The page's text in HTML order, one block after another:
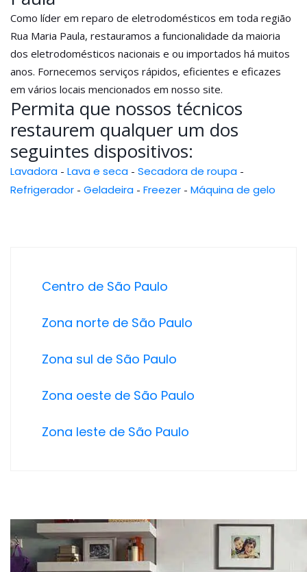
Como líder em reparo de eletrodomésticos em toda região
Rua Maria Paula, restauramos a funcionalidade da maioria
dos eletrodomésticos nacionais e ou importados há muitos
anos. Fornecemos serviços rápidos, eficientes e eficazes
em vários locais mencionados em nosso site.
Permita que nossos técnicos
restaurem qualquer um dos
seguintes dispositivos:
Lavadora - Lava e seca - Secadora de roupa -
Refrigerador - Geladeira - Freezer - Máquina de gelo
Centro de São Paulo
Zona norte de São Paulo
Zona sul de São Paulo
Zona oeste de São Paulo
Zona leste de São Paulo